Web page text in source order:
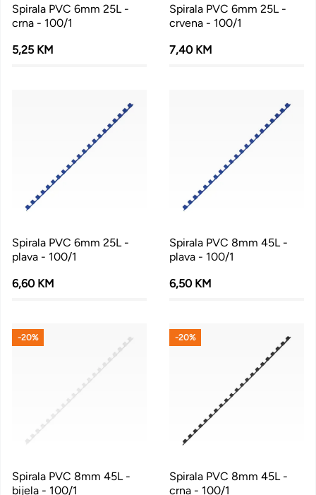
Spirala PVC 6mm 25L -
crna - 100/1
5,25 KM
Spirala PVC 6mm 25L -
crvena - 100/1
7,40 KM
Spirala PVC 6mm 25L -
plava - 100/1
6,60 KM
Spirala PVC 8mm 45L -
plava - 100/1
6,50 KM
Spirala PVC 8mm 45L -
bijela - 100/1
-20%
Spirala PVC 8mm 45L -
crna - 100/1
-20%